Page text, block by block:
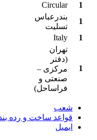
1
Circular
1
بندرعباس
تسلیت
1
Italy
1
تهران
(دفتر
مرکزی –
صنعتی و
فراساحل)
شعب
قواعد ساخت و رده
ایمیل